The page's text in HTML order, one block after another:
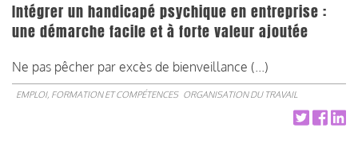
Intégrer un handicapé psychique en entreprise :
une démarche facile et à forte valeur ajoutée
Ne pas pêcher par excès de bienveillance (...)
EMPLOI, FORMATION ET COMPÉTENCES ORGANISATION DU TRAVAIL